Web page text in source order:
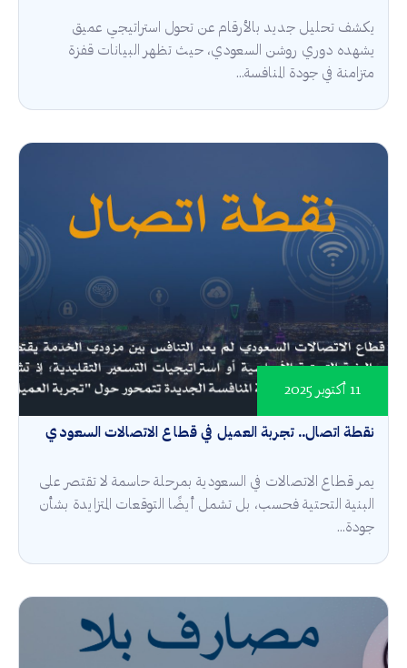
يكشف تحليل جديد بالأرقام عن تحول استراتيجي عميق
يشهده دوري روشن السعودي، حيث تظهر البيانات قفزة
متزامنة في جودة المنافسة...
نقطة اتصال.. تجربة العميل في قطاع الاتصالات السعودي
11 أكتوبر 2025
يمر قطاع الاتصالات في السعودية بمرحلة حاسمة لا تقتصر على
البنية التحتية فحسب، بل تشمل أيضًا التوقعات المتزايدة بشأن
جودة...